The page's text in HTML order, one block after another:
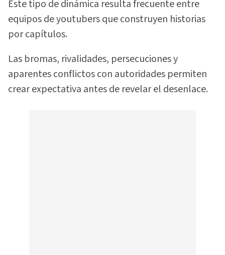
Este tipo de dinámica resulta frecuente entre
equipos de youtubers que construyen historias
por capítulos.
Las bromas, rivalidades, persecuciones y
aparentes conflictos con autoridades permiten
crear expectativa antes de revelar el desenlace.